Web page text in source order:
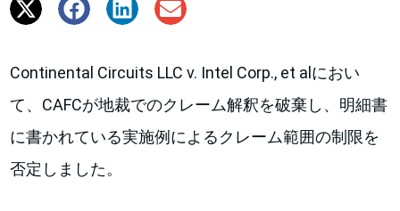
Continental Circuits LLC v. Intel Corp., et alにおい
て、CAFCが地裁でのクレーム解釈を破棄し、明細書
に書かれている実施例によるクレーム範囲の制限を
否定しました。